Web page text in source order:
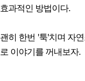
효과적인 방법이다.
괜히 한번 '툭'치며 자
로 이야기를 꺼내보자.